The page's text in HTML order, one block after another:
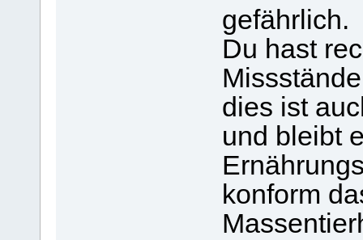
gefährlich.
Du hast
dies ist
und bleibt
konform